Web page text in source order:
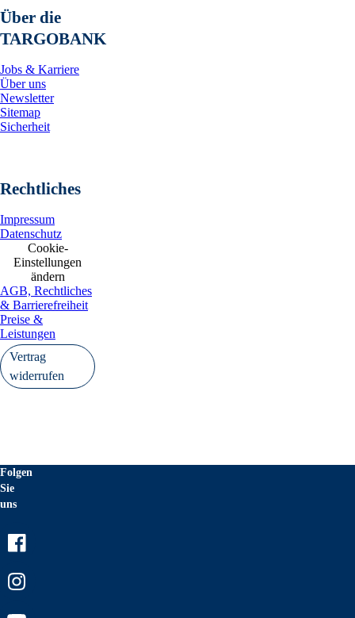
Über die
TARGOBANK
Jobs & Karriere
Über uns
Newsletter
Sitemap
Sicherheit
Rechtliches
Impressum
Datenschutz
Cookie-
Einstellungen
ändern
AGB, Rechtliches
& Barrierefreiheit
Preise &
Leistungen
Vertrag
widerrufen
Folgen
Sie
uns